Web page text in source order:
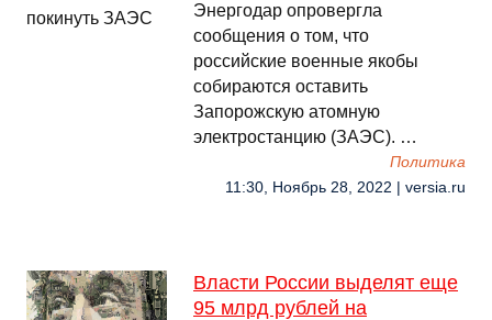
Энергодар опровергла
сообщения о том, что
российские военные якобы
собираются оставить
Запорожскую атомную
электростанцию (ЗАЭС). …
Политика
11:30, Ноябрь 28, 2022 | versia.ru
Власти России выделят еще
95 млрд рублей на